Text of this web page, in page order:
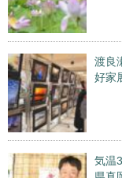
渡良
好家
気温